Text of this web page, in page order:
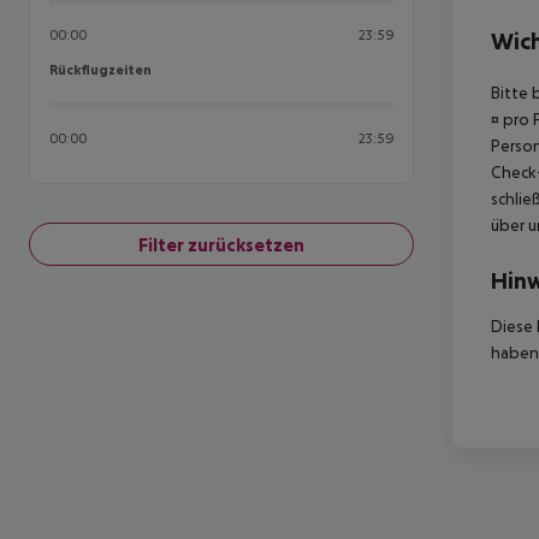
00:00 23:59
Rückflugzeiten
Rückflugzeiten
00:00 23:59
Filter zurücksetzen
Bitte
¤ pro
über
Diese